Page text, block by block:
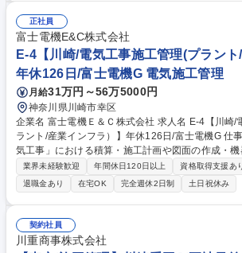
理(必要経費の計算や実費の把握)■工程管理(工事が
取る)■下請け工事業者の手配(機械/クレーン工など
事用電源の確保の指示 など ◎案件によっては、出張が発生することもご
ざいます。 募集職種 未経験者歓迎【熊本/電気工事施工管理】◎土日祝休
◎年休120日以上◎WLB充実◎
正社員
富士電機E&C株式会社
E-4【川崎/電気工事施工管理(プラント
年休126日/富士電機G 電気施工管理
月給31万円～56万5000円
神奈川県川崎市幸区
企業名 富士電機Ｅ＆Ｃ株式会社 求人名 E-4【川崎/電気工事施工管理（プ
ラント/産業インフラ）】年休126日/富士電機G 仕事の内容 「プラント電
気工事」における積算・施工計画や図面の作成・
理・予算管理・工程管理・完成検査・引き渡し等の
容：超高圧～特高受変電設備工事及び産業電源工事（電圧
6/33/22/6.6kV、機器搬入（UPS・各種生産設備）
にかかわる電気工事・制御システムや架台等の付
件：民間の工場、鉄道、データセンター、水処理施
場）※元請け・下請けどちらもあり ■顧客：富士電
油・鉄鋼・化学・鉄鋼・機械・半導体など）・ゼ
業界未経験歓迎 年間休日120日以上 資格取得支援あ
退職金あり
在宅OK 完全週休2日制 土日祝休み
契約社員
川重商事株式会社